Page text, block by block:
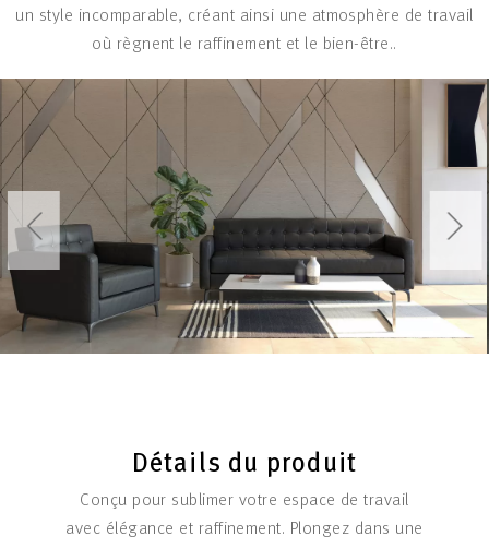
un style incomparable, créant ainsi une atmosphère de travail
où règnent le raffinement et le bien-être..
Détails du produit
Conçu pour sublimer votre espace de travail
avec élégance et raffinement. Plongez dans une